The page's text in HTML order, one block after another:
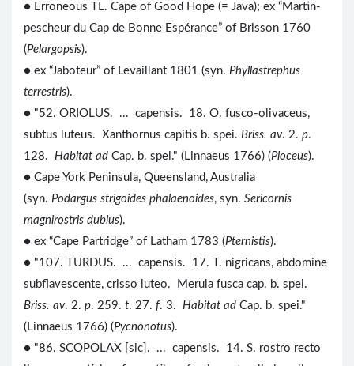
● Erroneous TL. Cape of Good Hope (= Java); ex “Martin-
pescheur du Cap de Bonne Espérance” of Brisson 1760
(Pelargopsis).
● ex “Jaboteur” of Levaillant 1801 (syn. Phyllastrephus
terrestris).
● "52. ORIOLUS. ... capensis. 18. O. fusco-olivaceus,
subtus luteus. Xanthornus capitis b. spei. Briss. av. 2. p.
128. Habitat ad Cap. b. spei." (Linnaeus 1766) (Ploceus).
● Cape York Peninsula, Queensland, Australia
(syn. Podargus strigoides phalaenoides, syn. Sericornis
magnirostris dubius).
● ex “Cape Partridge” of Latham 1783 (Pternistis).
● "107. TURDUS. ... capensis. 17. T. nigricans, abdomine
subflavescente, crisso luteo. Merula fusca cap. b. spei.
Briss. av. 2. p. 259. t. 27. f. 3. Habitat ad Cap. b. spei."
(Linnaeus 1766) (Pycnonotus).
● "86. SCOPOLAX [sic]. ... capensis. 14. S. rostro recto